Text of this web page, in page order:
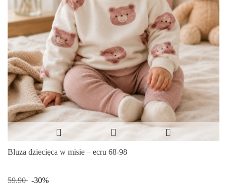
Bluza dziecięca w misie – ecru 68-98
59.90
-30%